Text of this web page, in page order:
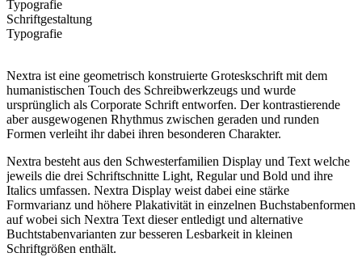
Typografie
Schriftgestaltung
Typografie
Nextra ist eine geometrisch konstruierte Groteskschrift mit dem
humanistischen Touch des Schreibwerkzeugs und wurde
ursprünglich als Corporate Schrift entworfen. Der kontrastierende
aber ausgewogenen Rhythmus zwischen geraden und runden
Formen verleiht ihr dabei ihren besonderen Charakter.
Nextra besteht aus den Schwesterfamilien Display und Text welche
jeweils die drei Schriftschnitte Light, Regular und Bold und ihre
Italics umfassen. Nextra Display weist dabei eine stärke
Formvarianz und höhere Plakativität in einzelnen Buchstabenformen
auf wobei sich Nextra Text dieser entledigt und alternative
Buchtstabenvarianten zur besseren Lesbarkeit in kleinen
Schriftgrößen enthält.